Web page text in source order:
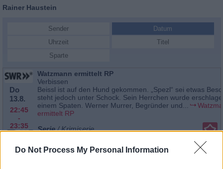
Do Not Process My Personal Information
Rainer Haustein
Sender
Datum
Uhrzeit
Titel
Sparte
Do
13.8.
22:45
-
23:35
Watzmann ermittelt RP
Verbissen
Beissl ist auf den Hund gekommen. „Spezl“ sei etwas
steht jedoch unter Schock. Sein Herrchen wurde
einem Spaten. Werner Murrer, Begründer und...
ermittelt RP
Serie/ Krimiserie